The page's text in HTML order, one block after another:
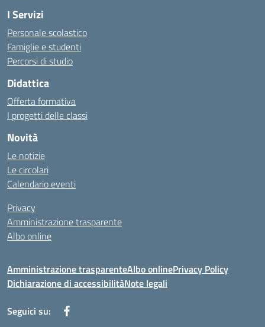
I Servizi
Personale scolastico
Famiglie e studenti
Percorsi di studio
Didattica
Offerta formativa
I progetti delle classi
Novità
Le notizie
Le circolari
Calendario eventi
Privacy
Amministrazione trasparente
Albo online
Amministrazione trasparenteAlbo onlinePrivacy Policy
Dichiarazione di accessibilitàNote legali
Seguici su: